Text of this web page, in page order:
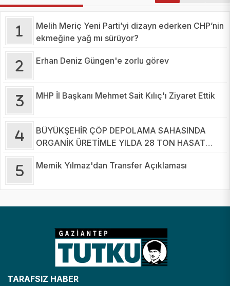
Melih Meriç Yeni Parti’yi dizayn ederken CHP’nin
ekmeğine yağ mı sürüyor?
Erhan Deniz Güngen'e zorlu görev
MHP İl Başkanı Mehmet Sait Kılıç'ı Ziyaret Ettik
BÜYÜKŞEHİR ÇÖP DEPOLAMA SAHASINDA
ORGANİK ÜRETİMLE YILDA 28 TON HASAT
Memik Yılmaz'dan Transfer Açıklaması
TARAFSIZ HABER